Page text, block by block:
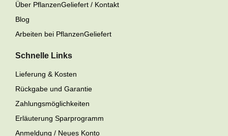
Über PflanzenGeliefert / Kontakt
Blog
Arbeiten bei PflanzenGeliefert
Schnelle Links
Lieferung & Kosten
Rückgabe und Garantie
Zahlungsmöglichkeiten
Erläuterung Sparprogramm
Anmeldung / Neues Konto